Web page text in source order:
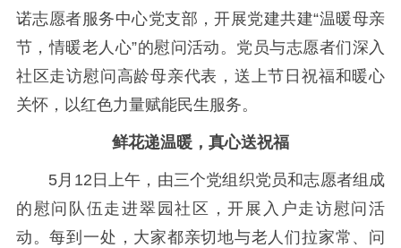
诺志愿者服务中心党支部，开展党建共建“温暖母亲
节，情暖老人心”的慰问活动。党员与志愿者们深入
社区走访慰问高龄母亲代表，送上节日祝福和暖心
关怀，以红色力量赋能民生服务。
鲜花递温暖，真心送祝福
5月12日上午，由三个党组织党员和志愿者组成
的慰问队伍走进翠园社区，开展入户走访慰问活
动。每到一处，大家都亲切地与老人们拉家常、问